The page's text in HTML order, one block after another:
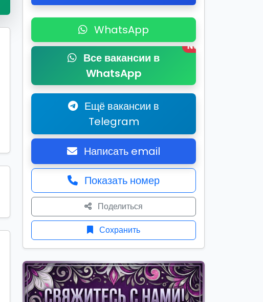
WhatsApp
Все вакансии в
WhatsApp
New
Ещё вакансии в
Telegram
Написать email
Показать номер
Поделиться
Сохранить